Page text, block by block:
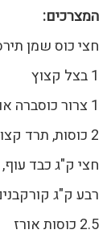
המצרכים:
חצי כוס שמן
1 בצל קצוץ
1 צרור כוסברה או שמיר קצוצים, אפשר חצי וחצי
2 כוסות, תרד קצוץ
חצי ק"ג כבד
רבע ק"ג
2.5 כוסות אורז